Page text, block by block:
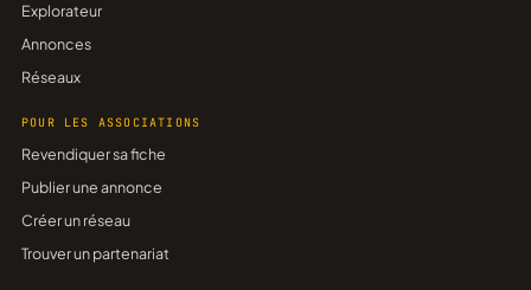
Explorateur
Annonces
Réseaux
POUR LES ASSOCIATIONS
Revendiquer sa fiche
Publier une annonce
Créer un réseau
Trouver un partenariat